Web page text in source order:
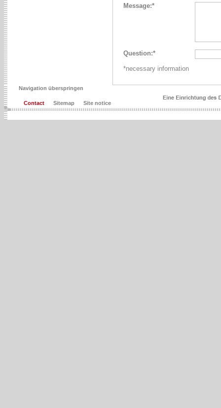
Message:*
Question:*
*necessary information
Navigation überspringen
Contact Sitemap Site notice